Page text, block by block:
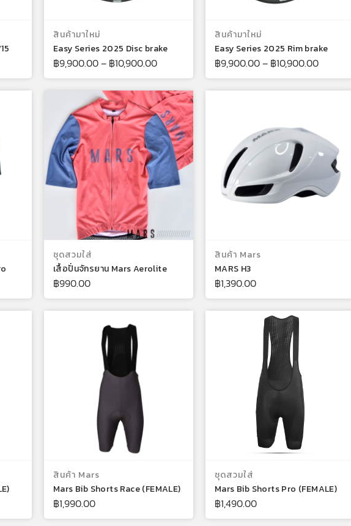
สินค้ามาใหม่
Easy Series 2025 Disc brake
฿9,900.00– ฿10,900.00
เลือกรูปแบบ
สินค้ามาใหม่
Easy Series 2025 Rim brake
฿9,900.00– ฿10,900.00
เลือกรูปแบบ
ชุดสวมใส่
เสื้อปั่นจักรยาน Mars Aerolite
฿990.00
สินค้า Mars
MARS H3
฿1,390.00
เลือกรูปแบบ
สินค้า Mars
Mars Bib Shorts Race (FEMALE)
฿1,990.00
เลือกรูปแบบ
ชุดสวมใส่
Mars Bib Shorts Pro (FEMALE)
฿1,490.00